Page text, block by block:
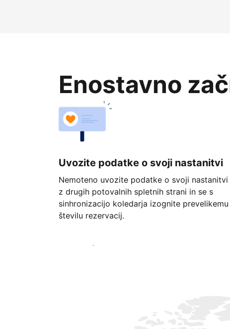
Enostavno
Uvozite podatke o svoji nastanitvi
Nemoteno uvozite podatke o svoji nastanitvi
z drugih potovalnih spletnih strani in se s
sinhronizacijo koledarja izognite prevelikemu
številu rezervacij.
Začnite danes